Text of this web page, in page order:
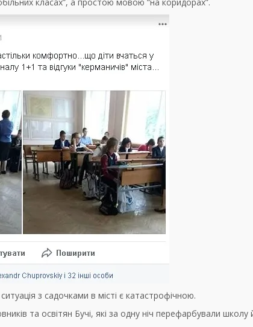
з садочками в місті є катастрофічною.
та освітян Бучі, які за одну ніч перефарбували школу